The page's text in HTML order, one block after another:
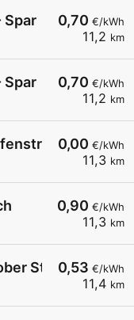
0,70 €/kWh
11,2 km
Spar
0,70 €/kWh
11,2 km
Spar
0,00 €/kWh
11,3 km
4, Villach
0,90 €/kWh
11,3 km
0,53 €/kWh
11,4 km
Straße I